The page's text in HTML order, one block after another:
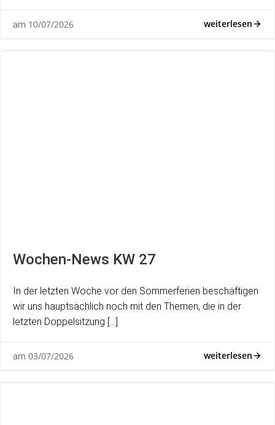
am 10/07/2026 weiterlesen
Wochen-News KW 27
In der letzten Woche vor den Sommerferien beschäftigen
wir uns hauptsächlich noch mit den Themen, die in der
letzten Doppelsitzung […]
am 03/07/2026 weiterlesen